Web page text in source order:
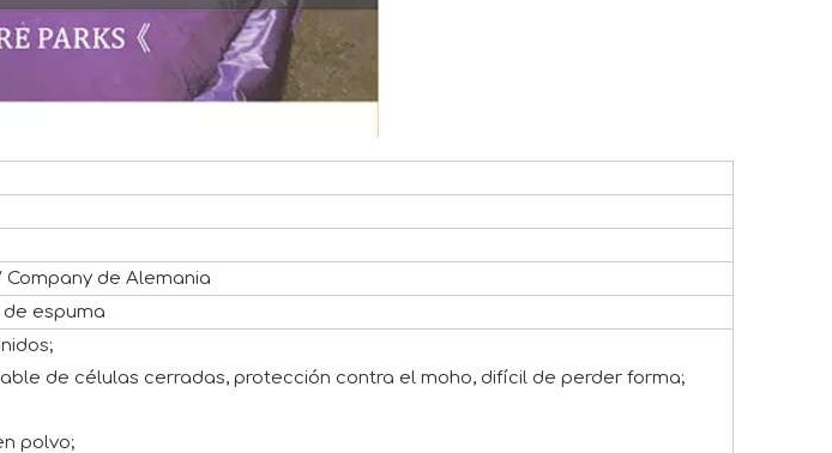
Company de Alemania
de espuma
de células cerradas, protección contra el moho, difícil de perder forma;
polvo;